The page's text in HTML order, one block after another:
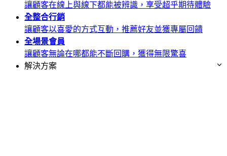
讓顧客在線上與線下都能被辨識，享受超乎期待體驗
全整合行銷
讓顧客以喜愛的方式互動，推薦好友並獲專屬回饋
全場景會員
讓顧客無論在哪都能不斷回購，獲得無限驚喜
解決方案